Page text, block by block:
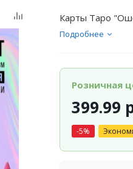
Карты Таро
Подробнее
Розничная
399.99
-5%